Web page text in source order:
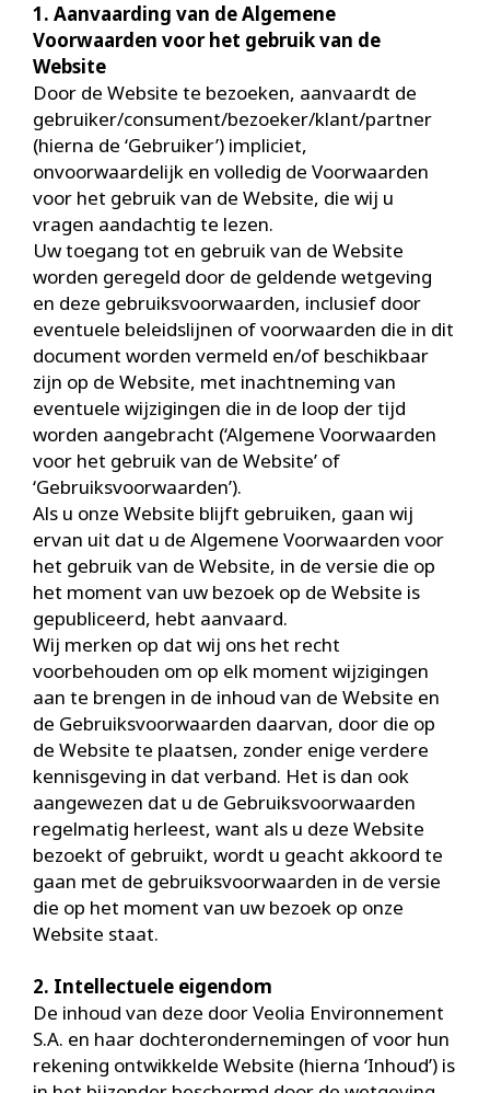
1. Aanvaarding van de Algemene
Voorwaarden voor het gebruik van de
Website
Door de Website te bezoeken, aanvaardt de
gebruiker/consument/bezoeker/klant/partner
(hierna de ‘Gebruiker’) impliciet,
onvoorwaardelijk en volledig de Voorwaarden
voor het gebruik van de Website, die wij u
vragen aandachtig te lezen.
Uw toegang tot en gebruik van de Website
worden geregeld door de geldende wetgeving
en deze gebruiksvoorwaarden, inclusief door
eventuele beleidslijnen of voorwaarden die in dit
document worden vermeld en/of beschikbaar
zijn op de Website, met inachtneming van
eventuele wijzigingen die in de loop der tijd
worden aangebracht (‘Algemene Voorwaarden
voor het gebruik van de Website’ of
‘Gebruiksvoorwaarden’).
Als u onze Website blijft gebruiken, gaan wij
ervan uit dat u de Algemene Voorwaarden voor
het gebruik van de Website, in de versie die op
het moment van uw bezoek op de Website is
gepubliceerd, hebt aanvaard.
Wij merken op dat wij ons het recht
voorbehouden om op elk moment wijzigingen
aan te brengen in de inhoud van de Website en
de Gebruiksvoorwaarden daarvan, door die op
de Website te plaatsen, zonder enige verdere
kennisgeving in dat verband. Het is dan ook
aangewezen dat u de Gebruiksvoorwaarden
regelmatig herleest, want als u deze Website
bezoekt of gebruikt, wordt u geacht akkoord te
gaan met de gebruiksvoorwaarden in de versie
die op het moment van uw bezoek op onze
Website staat.
2. Intellectuele eigendom
De inhoud van deze door Veolia Environnement
S.A. en haar dochterondernemingen of voor hun
rekening ontwikkelde Website (hierna ‘Inhoud’) is